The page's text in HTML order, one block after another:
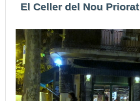
El Celler del Nou Priorat